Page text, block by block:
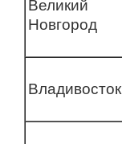
Великий
Новгород
Владивосток